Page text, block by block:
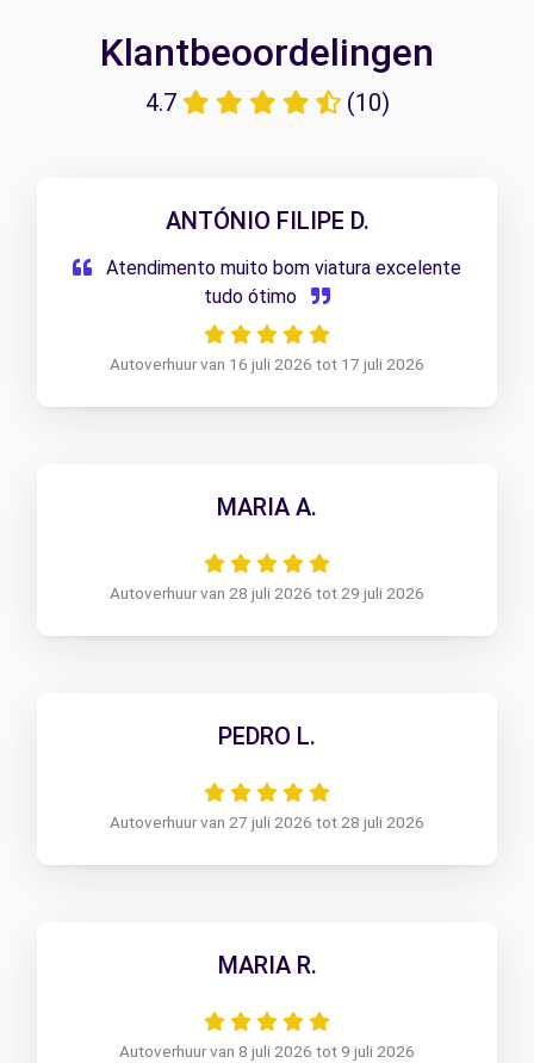
Klantbeoordelingen
4.7 (10)
ANTÓNIO FILIPE D.
Atendimento muito bom viatura excelente
tudo ótimo
Autoverhuur van 16 juli 2026 tot 17 juli 2026
MARIA A.
Autoverhuur van 28 juli 2026 tot 29 juli 2026
PEDRO L.
Autoverhuur van 27 juli 2026 tot 28 juli 2026
MARIA R.
Autoverhuur van 8 juli 2026 tot 9 juli 2026